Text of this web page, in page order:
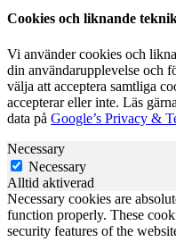
Cookies och liknande
Vi använder cookies och
din användarupplevelse och
välja att acceptera samtliga
accepterar eller inte. Läs
data på Google’s Privacy &
Necessary
Necessary
Alltid aktiverad
Necessary cookies are
function properly. These
security features of the